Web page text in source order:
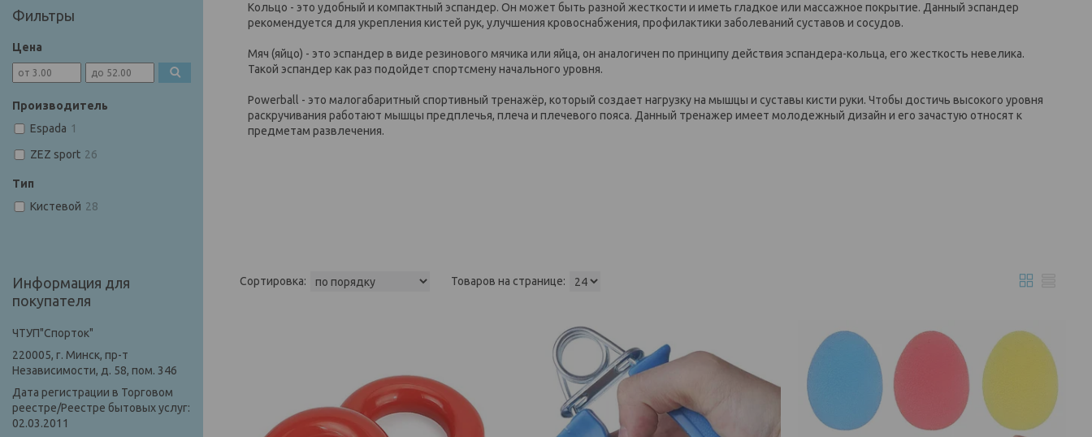
Кольцо - это удобный и компактный эспандер. Он может быть разной жесткости и иметь гладкое или массажное покрытие. Данный эспандер
рекомендуется для укрепления кистей рук, улучшения кровоснабжения, профилактики заболеваний суставов и сосудов.
Мяч (яйцо) - это эспандер в виде резинового мячика или яйца, он аналогичен по принципу действия эспандера-кольца, его жесткость невелика.
Такой эспандер как раз подойдет спортсмену начального уровня.
Powerball - это малогабаритный спортивный тренажёр, который создает нагрузку на мышцы и суставы кисти руки. Чтобы достичь высокого уровня
раскручивания работают мышцы предплечья, плеча и плечевого пояса. Данный тренажер имеет молодежный дизайн и его зачастую относят к
предметам развлечения.
Фильтры
Цена
Производитель
Espada 1
ZEZ sport 26
Тип
Кистевой 28
Информация для
покупателя
ЧТУП"Спорток"
220005, г. Минск, пр-т
Независимости, д. 58, пом. 346
Дата регистрации в Торговом
реестре/Реестре бытовых услуг:
02.03.2011